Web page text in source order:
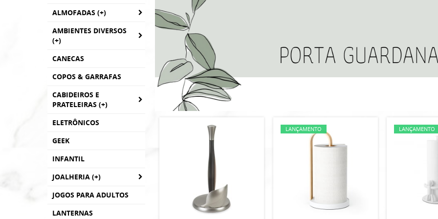
ALMOFADAS (+)
AMBIENTES DIVERSOS
(+)
CANECAS
COPOS & GARRAFAS
CABIDEIROS E
PRATELEIRAS (+)
ELETRÔNICOS
GEEK
INFANTIL
JOALHERIA (+)
JOGOS PARA ADULTOS
LANTERNAS
LANÇAMENTO LANÇAMENTO